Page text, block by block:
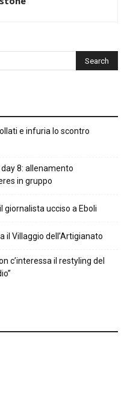
e infuria lo scontro
day 8: allenamento
in gruppo
giornalista ucciso a Eboli
il Villaggio dell’Artigianato
c’interessa il restyling del